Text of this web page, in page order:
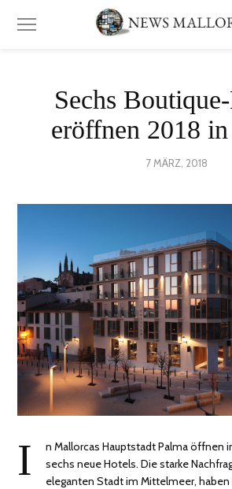
Sechs
eröffnen 2018 in
POSTED
7 MÄRZ, 2018
I
n Mallorcas Hauptstadt Palma öffnen
sechs neue Hotels. Die starke
eleganten Stadt im Mittelmeer,